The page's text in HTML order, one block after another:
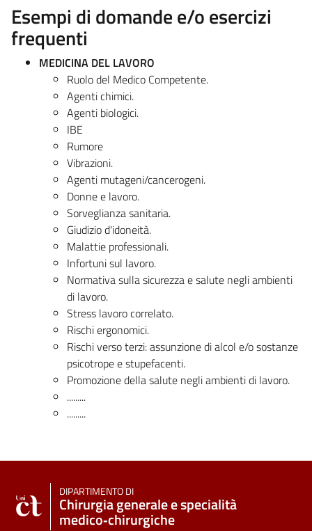
Esempi di domande e/o esercizi
frequenti
MEDICINA DEL LAVORO
Ruolo del Medico Competente.
Agenti chimici.
Agenti biologici.
IBE
Rumore
Vibrazioni.
Agenti mutageni/cancerogeni.
Donne e lavoro.
Sorveglianza sanitaria.
Giudizio d'idoneità.
Malattie professionali.
Infortuni sul lavoro.
Normativa sulla sicurezza e salute negli ambienti
di lavoro.
Stress lavoro correlato.
Rischi ergonomici.
Rischi verso terzi: assunzione di alcol e/o sostanze
psicotrope e stupefacenti.
Promozione della salute negli ambienti di lavoro.
.........
.........
DIPARTIMENTO DI
Chirurgia generale e specialità
medico‑chirurgiche